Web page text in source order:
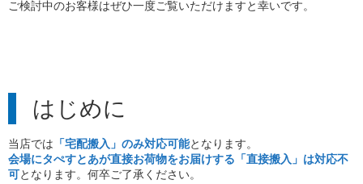
ご検討中のお客様はぜひ一度ご覧いただけますと幸いです。
はじめに
当店では 「宅配搬入」のみ対応可能となります。
会場にタぺすとあが直接お荷物をお届けする 「直接搬入」は対応不
可となります。何卒ご了承ください。